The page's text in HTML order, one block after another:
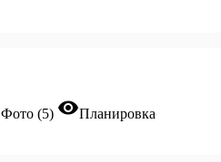
Фото (5) visibilityПланировка